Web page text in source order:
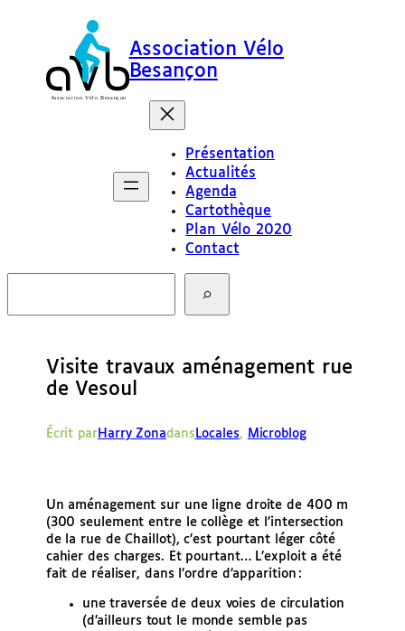
Association Vélo
Besançon
Présentation
Actualités
Agenda
Cartothèque
Plan Vélo 2020
Contact
c
Visite travaux aménagement rue
de Vesoul
Écrit parHarry Zonadans Locales, Microblog
Un aménagement sur une ligne droite de 400 m
(300 seulement entre le collège et l’intersection
de la rue de Chaillot), c’est pourtant léger côté
cahier des charges. Et pourtant… L’exploit a été
fait de réaliser, dans l’ordre d’apparition :
une traversée de deux voies de circulation
(d’ailleurs tout le monde semble pas